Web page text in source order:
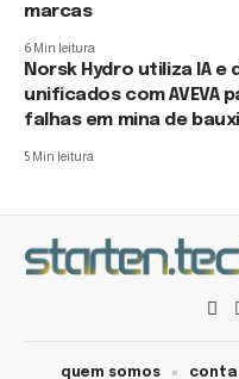
marcas
6 Min leitura
Norsk Hydro utiliza IA e
unificados com AVEVA
falhas em mina de
5 Min leitura
quem somos